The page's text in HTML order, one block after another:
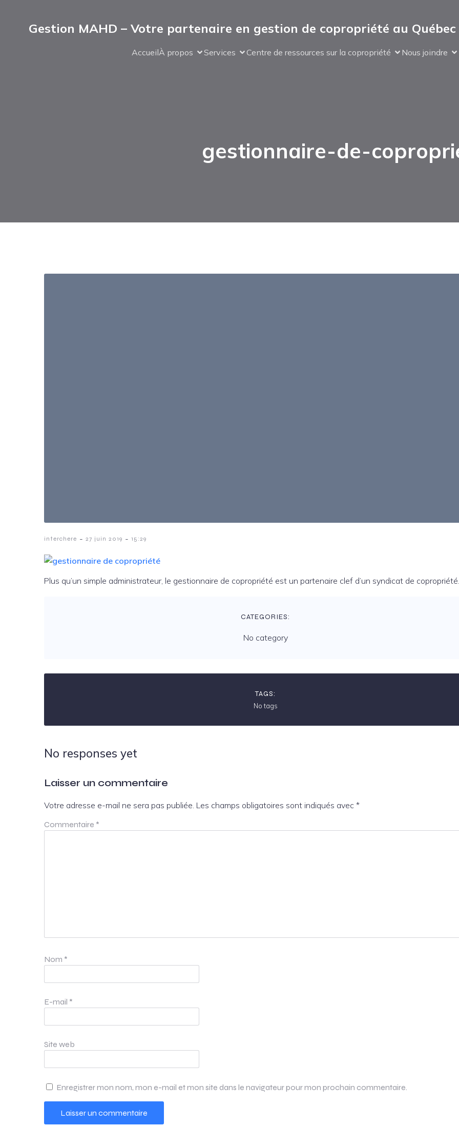
Gestion MAHD – Votre partenaire en gestion de copropriété au Québec
AccueilÀ propos Services Centre de ressources sur la copropriété Nous joindre
gestionnaire-de-
interchere - 27 juin 2019 - 15:29
Plus qu’un simple administrateur, le gestionnaire de copropriété est un partenaire clef d’un syndicat de copropriété.
CATEGORIES:
No category
TAGS:
No tags
No responses yet
Laisser un commentaire
Votre adresse e-mail ne sera pas publiée. Les champs obligatoires sont indiqués avec *
Commentaire *
Nom *
E-mail *
Site web
Enregistrer mon nom, mon e-mail et mon site dans le navigateur pour mon prochain commentaire.